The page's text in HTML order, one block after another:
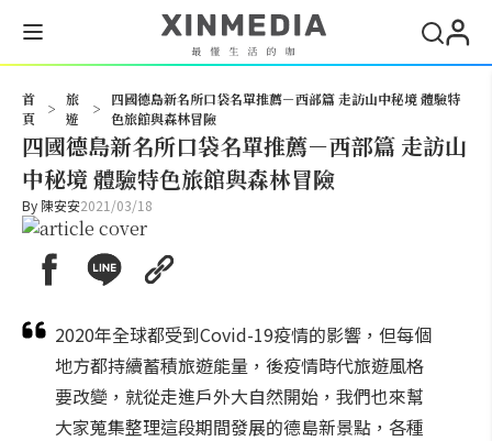
首
頁
>
旅
遊
>
四國德島新名所口袋名單推薦－西部篇 走訪山中秘境 體驗特
色旅館與森林冒險
四國德島新名所口袋名單推薦－西部篇 走訪山
中秘境 體驗特色旅館與森林冒險
By 陳安安2021/03/18
2020年全球都受到Covid-19疫情的影響，但每個
地方都持續蓄積旅遊能量，後疫情時代旅遊風格
要改變，就從走進戶外大自然開始，我們也來幫
大家蒐集整理這段期間發展的德島新景點，各種